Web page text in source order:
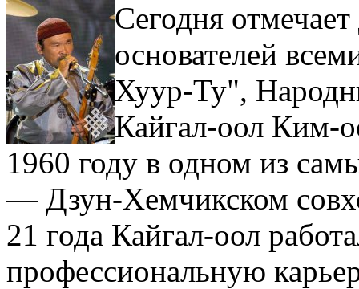
Сегодня
основателей
Хуур-Ту",
Кайгал-оол Ким-
1960 году в одном из
— Дзун-Хемчикском
21 года Кайгал-оол
профессиональную